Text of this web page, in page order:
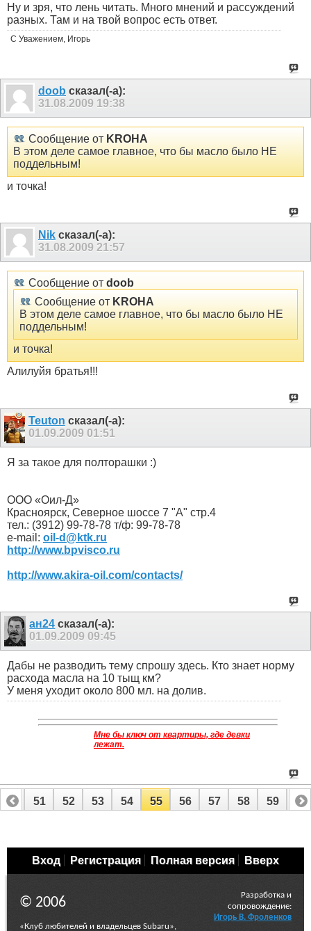
Ну и зря, что лень читать. Много мнений и рассуждений
разных. Там и на твой вопрос есть ответ.
С Уважением, Игорь
doob сказал(-а):
31.08.2009 19:38
Сообщение от KROHA
В этом деле самое главное, что бы масло было НЕ
поддельным!
и точка!
Nik сказал(-а):
31.08.2009 21:57
Сообщение от doob
Сообщение от KROHA
В этом деле самое главное, что бы масло было НЕ
поддельным!
и точка!
Алилуйя братья!!!
Teuton сказал(-а):
01.09.2009 01:51
Я за такое для полторашки :)
ООО «Оил-Д»
Красноярск, Северное шоссе 7 "А" стр.4
тел.: (3912) 99-78-78 т/ф: 99-78-78
e-mail: oil-d@ktk.ru
http://www.bpvisco.ru
http://www.akira-oil.com/contacts/
ан24 сказал(-а):
01.09.2009 09:45
Дабы не разводить тему спрошу здесь. Кто знает норму
расхода масла на 10 тыщ км?
У меня уходит около 800 мл. на долив.
Мне бы ключ от квартиры, где девки
лежат.
50 51 52 53 54 55 56 57 58 59 60
Вход Регистрация Полная версия Вверх
© 2006
«Клуб любителей и владельцев Subaru»,
Разработка и
сопровождение:
Игорь В. Фроленков